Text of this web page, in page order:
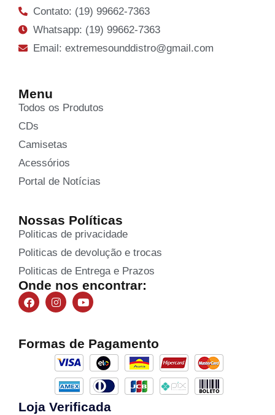
Contato: (19) 99662-7363
Whatsapp: (19) 99662-7363
Email: extremesounddistro@gmail.com
Menu
Todos os Produtos
CDs
Camisetas
Acessórios
Portal de Notícias
Nossas Políticas
Politicas de privacidade
Politicas de devolução e trocas
Politicas de Entrega e Prazos
Onde nos encontrar:
Formas de Pagamento
Loja Verificada